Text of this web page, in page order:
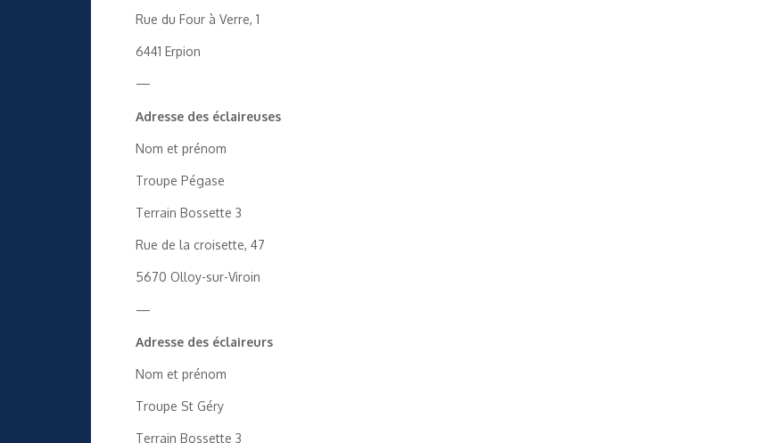
Rue du Four à Verre, 1
6441 Erpion
—
Adresse des éclaireuses
Nom et prénom
Troupe Pégase
Terrain Bossette 3
Rue de la croisette, 47
5670 Olloy-sur-Viroin
—
Adresse des éclaireurs
Nom et prénom
Troupe St Géry
Terrain Bossette 3